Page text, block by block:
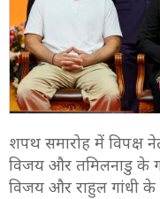
शपथ समारोह में विपक्ष
विजय और तमिलनाडु के
विजय और राहुल गांधी के